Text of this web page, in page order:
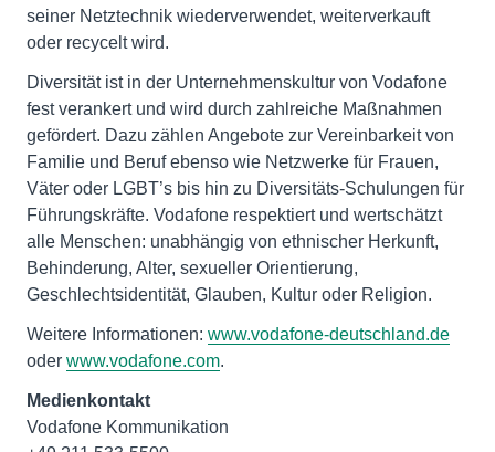
seiner Netztechnik wiederverwendet, weiterverkauft
oder recycelt wird.
Diversität ist in der Unternehmenskultur von Vodafone
fest verankert und wird durch zahlreiche Maßnahmen
gefördert. Dazu zählen Angebote zur Vereinbarkeit von
Familie und Beruf ebenso wie Netzwerke für Frauen,
Väter oder LGBT’s bis hin zu Diversitäts-Schulungen für
Führungskräfte. Vodafone respektiert und wertschätzt
alle Menschen: unabhängig von ethnischer Herkunft,
Behinderung, Alter, sexueller Orientierung,
Geschlechtsidentität, Glauben, Kultur oder Religion.
Weitere Informationen: www.vodafone-deutschland.de
oder www.vodafone.com.
Medienkontakt
Vodafone Kommunikation